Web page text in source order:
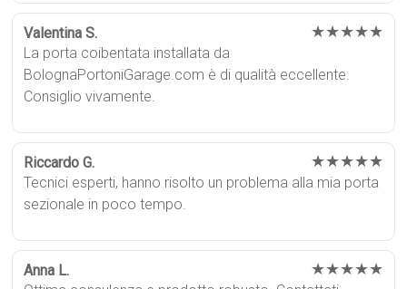
Valentina S. ★★★★★
La porta coibentata installata da
BolognaPortoniGarage.com è di qualità eccellente.
Consiglio vivamente.
Riccardo G. ★★★★★
Tecnici esperti, hanno risolto un problema alla mia porta
sezionale in poco tempo.
Anna L. ★★★★★